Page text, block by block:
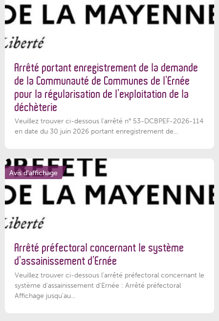
Arrêté portant enregistrement de la demande
de la Communauté de Communes de l’Ernée
pour la régularisation de l’exploitation de la
déchèterie
Veuillez trouver ci-dessous l'arrêté n° 53-DCBPEF-2026-114
en date du 30 juin 2026 portant enregistrement de...
Avis d'affichage
Arrêté préfectoral concernant le système
d’assainissement d’Ernée
Veuillez trouver ci-dessous l’arrêté préfectoral concernant le
système d'assainissement d'Ernée : Arrêté préfectoral
Affichage jusqu'au...